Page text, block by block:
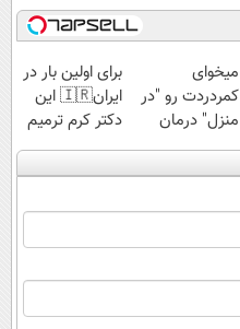
میخوای
کمردردت رو "در
منزل" درمان
کنی؟ (◂فیلم +
◂پرسش‌نامه)
برای اولین بار در
ایران🇮🇷 این
دکتر کرم ترمیم
کننده 23 روزه
ساخت!